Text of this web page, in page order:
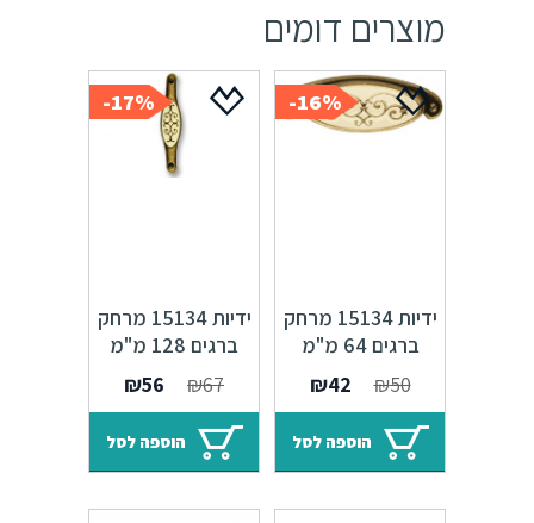
מוצרים דומים
16%-
ידיות 15134 מרחק
ברגים 64 מ"מ
ברונזה עתיקה +
אמייל שנהב
₪50
המחיר
המקורי
היה:
₪50.
₪42
הנוכחי
הוא:
₪42.
הוספה לסל
17%-
ידיות 15134 מרחק
ברגים 128 מ"מ
ברונזה עתיקה +
אמייל שנהב
₪67
המחיר
המקורי
היה:
₪67.
₪56
הנוכחי
הוא:
₪56.
הוספה לסל